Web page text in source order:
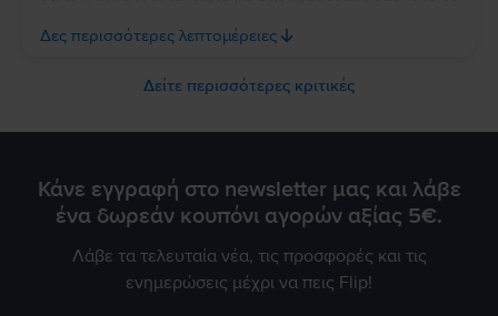
Στόχος μας είναι να προσφέρουμε αξιόπιστες refurbished
συσκευές με διαφάνεια ως προς την κατάστασή τους. Να το
Δες περισσότερες λεπτομέρειες
Δείτε περισσότερες κριτικές
Κάνε εγγραφή στο newsletter μας και λάβε
ένα δωρεάν κουπόνι αγορών αξίας 5€.
Λάβε τα τελευταία νέα, τις προσφορές και τις
ενημερώσεις μέχρι να πεις Flip!